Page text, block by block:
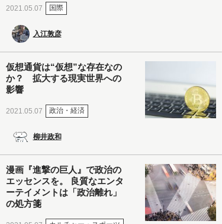
2021.05.07 国際
入江敦彦
仮想通貨は“仮想”な存在なの
か？ 拡大する現実世界への
影響
2021.05.07 政治・経済
柳井政和
漫画『進撃の巨人』で政治の
エッセンスを。 良質なエンタ
ーテイメントは「政治離れ」
の処方箋